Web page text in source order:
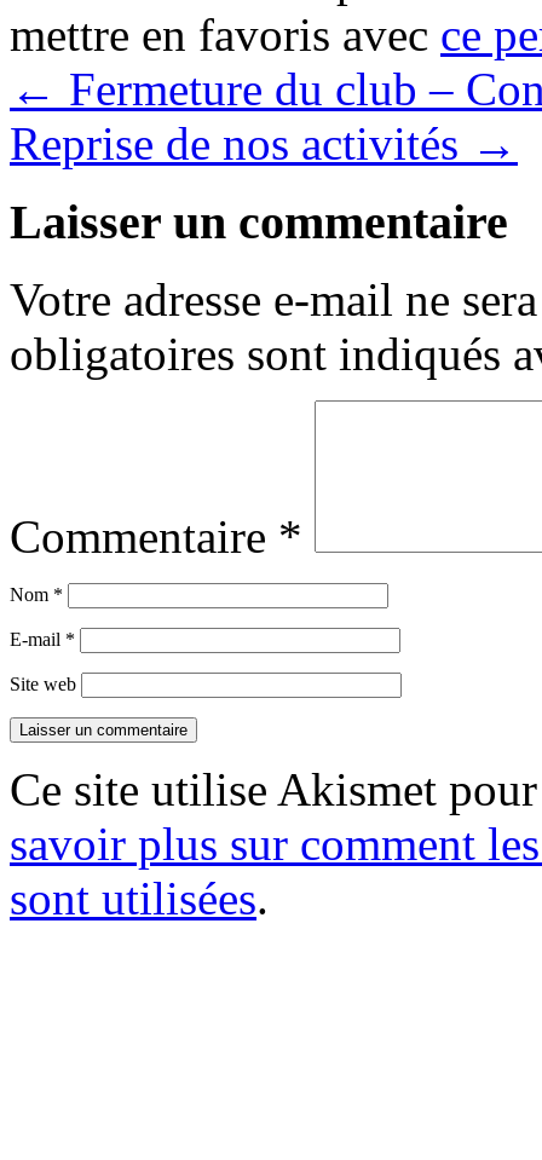
mettre en favoris avec ce
← Fermeture du club –
Reprise de nos activités →
Laisser un commentaire
Votre adresse e-mail ne
obligatoires sont indiqués
Commentaire *
Nom *
E-mail *
Site web
Ce site utilise Akismet
savoir plus sur comment
sont utilisées.